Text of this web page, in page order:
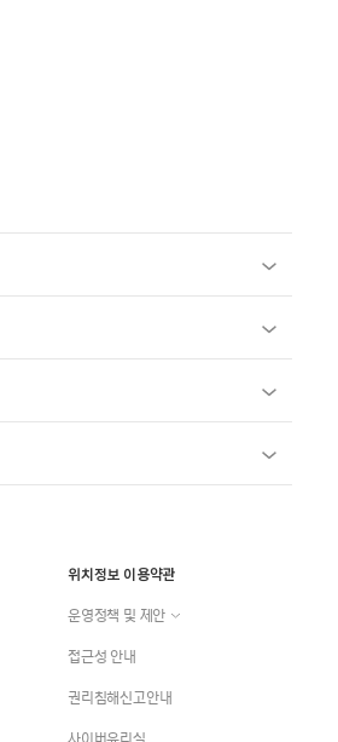
위치정보 이용약관
운영정책 및 제안
접근성 안내
권리침해신고안내